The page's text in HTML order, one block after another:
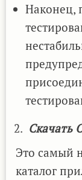
Наконец,
Скачать
Это самый
каталог